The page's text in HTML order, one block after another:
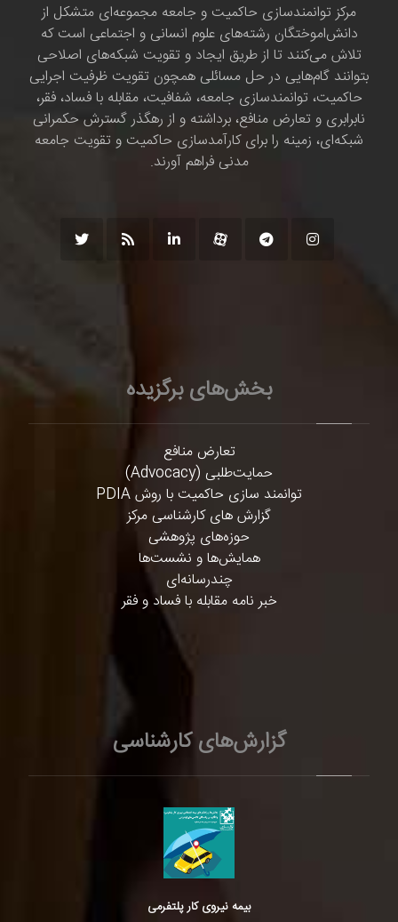
مرکز توانمندسازی حاکمیت و جامعه مجموعه‌ای متشکل از
دانش‌اموختگان رشته‌های علوم انسانی و اجتماعی است که
تلاش می‌کنند تا از طریق ایجاد و تقویت شبکه‌های اصلاحی
بتوانند گام‌هایی در حل مسائلی همچون تقویت ظرفیت اجرایی
حاکمیت، توانمندسازی جامعه، شفافیت، مقابله با فساد، فقر،
نابرابری و تعارض منافع، برداشته و از رهگذر گسترش حکمرانی
شبکه‌ای، زمینه را برای کارآمدسازی حاکمیت و تقویت جامعه
مدنی فراهم آورند.
بخش‌های برگزیده
تعارض منافع
حمایت‌طلبی (Advocacy)
توانمند سازی حاکمیت با روش PDIA
گزارش های کارشناسی مرکز
حوزه‌های پژوهشی
همایش‌ها و نشست‌ها
چندرسانه‌ای
خبر نامه مقابله با فساد و فقر
گزارش‌های کارشناسی
بیمه نیروی کار پلتفرمی